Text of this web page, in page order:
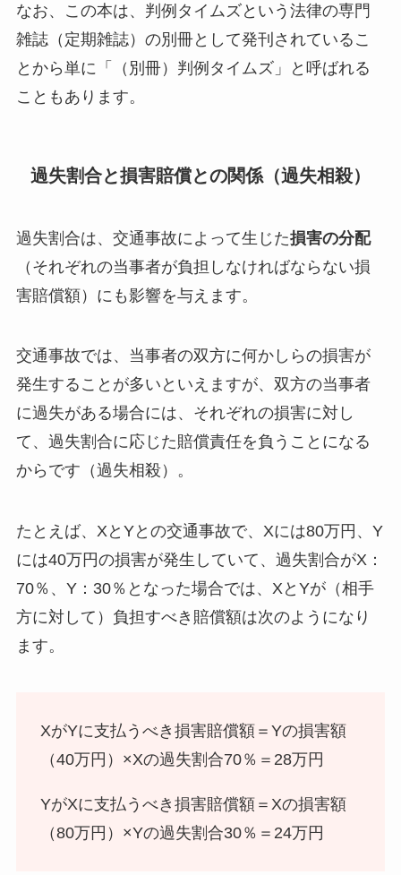
なお、この本は、判例タイムズという法律の専門
雑誌（定期雑誌）の別冊として発刊されているこ
とから単に「（別冊）判例タイムズ」と呼ばれる
こともあります。
過失割合と損害賠償との関係（過失相殺）
過失割合は、交通事故によって生じた損害の分配
（それぞれの当事者が負担しなければならない損
害賠償額）にも影響を与えます。
交通事故では、当事者の双方に何かしらの損害が
発生することが多いといえますが、双方の当事者
に過失がある場合には、それぞれの損害に対し
て、 過失割合に応じた賠償責任を負うことになる
からです（過失相殺）。
たとえば、XとYとの交通事故で、Xには80万円、Y
には40万円の損害が発生していて、過失割合がX：
70％、Y：30％となった場合では、XとYが（相手
方に対して）負担すべき賠償額は次のようになり
ます。
XがYに支払うべき損害賠償額＝Yの損害額
（40万円）×Xの過失割合70％＝28万円
YがXに支払うべき損害賠償額＝Xの損害額
（80万円）×Yの過失割合30％＝24万円